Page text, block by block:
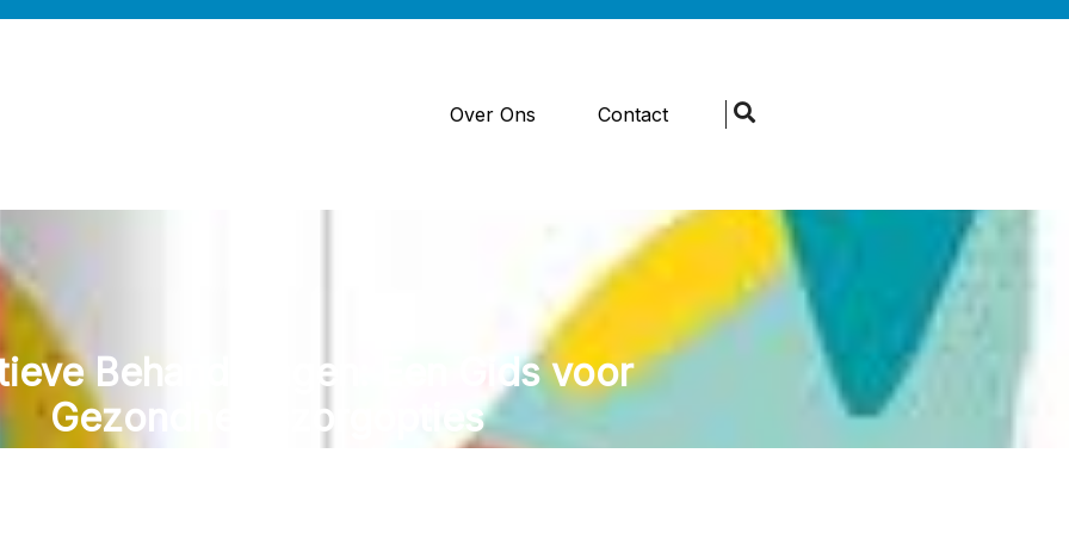
Over Ons Contact
Behandelingen: Een Gids voor
Gezondheidszorgopties